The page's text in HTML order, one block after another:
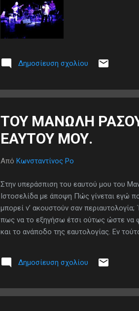
Δημοσίευση σχολίου
ΤΟΥ ΜΑΝΩΛΗ
ΕΑΥΤΟΥ ΜΟΥ.
Από Κωνσταντίνος Ρο
Στην υπεράσπιση του εαυτού μου του
Ιστοσελίδα με άποψη Πώς γίνεται εγώ
μπορεί ν’ ακουστούν σαν
πως να το εξηγήσω έτσι ούτως ώστε να
και το ανάποδο της εαυτολογίας. Εν
απολύτως και ούτων ειπείν μας πήραν
προειδοποιήσαμε, ...
Δημοσίευση σχολίου